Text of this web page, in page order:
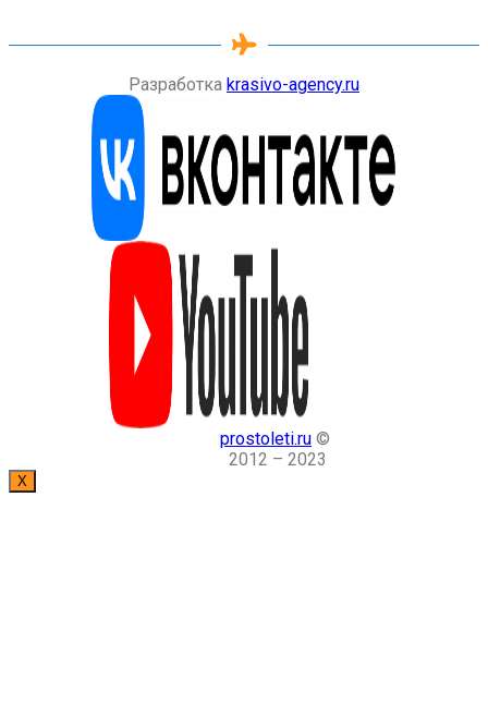
Разработка krasivo-agency.ru
prostoleti.ru ©
2012 – 2023
X